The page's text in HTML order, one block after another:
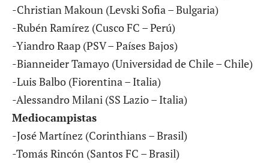
-Christian Makoun (Levski Sofia – Bulgaria)
-Rubén Ramírez (Cusco FC – Perú)
-Yiandro Raap (PSV – Países Bajos)
-Bianneider Tamayo (Universidad de Chile – Chile)
-Luis Balbo (Fiorentina – Italia)
-Alessandro Milani (SS Lazio – Italia)
Mediocampistas
-José Martínez (Corinthians – Brasil)
-Tomás Rincón (Santos FC – Brasil)